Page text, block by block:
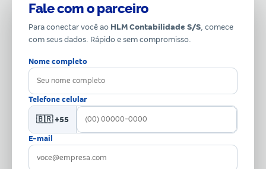
Fale com o parceiro
Para conectar você ao HLM Contabilidade S/S, comece
com seus dados. Rápido e sem compromisso.
Nome completo
Telefone celular
🇧🇷 +55
E-mail